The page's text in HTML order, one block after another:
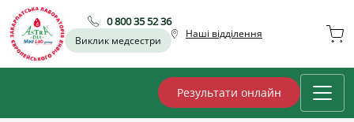
0 800 35 52 36
Виклик медсестри
Наші відділення
Результати онлайн